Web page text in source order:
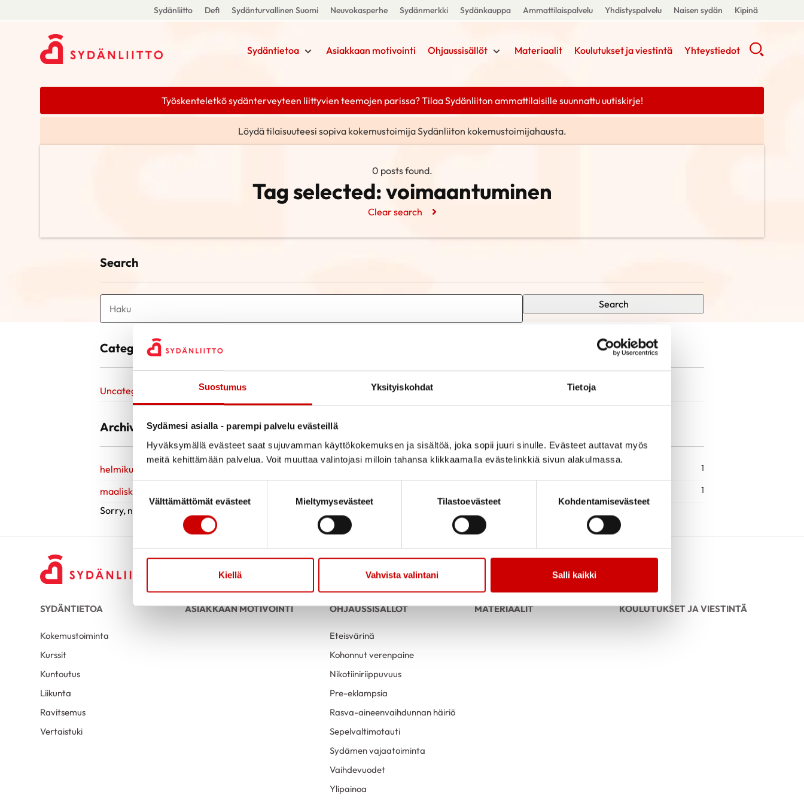
Suostumus Yksityiskohdat Tietoja
Sydämesi asialla - parempi palvelu evästeillä
Hyväksymällä evästeet saat sujuvamman käyttökokemuksen ja sisältöä, joka sopii juuri sinulle. Evästeet auttavat myös
meitä kehittämään palvelua. Voit muuttaa valintojasi milloin tahansa klikkaamalla evästelinkkiä sivun alakulmassa.
Välttämättömät evästeet
Mieltymysevästeet Tilastoevästeet Kohdentamisevästeet
Kiellä Vahvista valintani Salli kaikki
Sydänliitto Defi Sydänturvallinen Suomi Neuvokasperhe Sydänmerkki Sydänkauppa Ammattilaispalvelu Yhdistyspalvelu Naisen sydän Kipinä
Sydäntietoa Asiakkaan motivointi Ohjaussisällöt Materiaalit Koulutukset ja viestintä Yhteystiedot
Työskenteletkö sydänterveyteen liittyvien teemojen parissa? Tilaa Sydänliiton ammattilaisille suunnattu uutiskirje!
Löydä tilaisuuteesi sopiva kokemustoimija Sydänliiton kokemustoimijahausta.
0 posts found.
Tag selected:voimaantuminen
Clear search
Search
Search
Categories
Uncategorized @fi
Archive
helmikuu 2023 1
maaliskuu 2021 1
Sorry, no posts matched your criteria.
SYDÄNTIETOA
Kokemustoiminta
Kurssit
Kuntoutus
Liikunta
Ravitsemus
Vertaistuki
ASIAKKAAN MOTIVOINTI OHJAUSSISÄLLÖT
Eteisvärinä
Kohonnut verenpaine
Nikotiiniriippuvuus
Pre-eklampsia
Rasva-aineenvaihdunnan häiriö
Sepelvaltimotauti
Sydämen vajaatoiminta
Vaihdevuodet
Ylipainoa
MATERIAALIT KOULUTUKSET JA VIESTINTÄ